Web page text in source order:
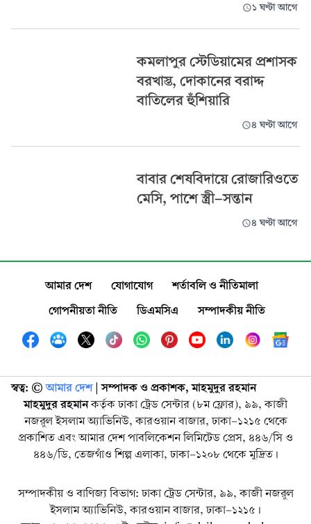
১ ঘণ্টা আগে
কমলাপুর স্টেডিয়ামের প্রশাসক
বরখাস্ত, দোকানের বরাদ্দ
বাতিলের হুঁশিয়ারি
৪ ঘণ্টা আগে
বাবার শেষবিদায়ে রোজারিওতে
মেসি, পাশে স্ত্রী-সন্তান
৪ ঘণ্টা আগে
আমার দেশ যোগাযোগ
শর্তাবলি ও নীতিমালা
গোপনীয়তা নীতি
ডিএমসিএ সম্পাদকীয় নীতি
স্বত্ব: ©️ আমার দেশ| সম্পাদক ও প্রকাশক, মাহমুদুর রহমান
মাহমুদুর রহমানকর্তৃক ঢাকা ট্রেড সেন্টার (৮ম ফ্লোর), ৯৯, কাজী
নজরুল ইসলাম অ্যাভিনিউ, কারওয়ান বাজার, ঢাকা-১২১৫ থেকে
প্রকাশিত এবং আমার দেশ পাবলিকেশন লিমিটেড প্রেস, ৪৪৬/সি ও
৪৪৬/ডি, তেজগাঁও শিল্প এলাকা, ঢাকা-১২০৮ থেকে মুদ্রিত।
সম্পাদকীয় ও বাণিজ্য বিভাগ: ঢাকা ট্রেড সেন্টার, ৯৯, কাজী নজরুল
ইসলাম অ্যাভিনিউ, কারওয়ান বাজার, ঢাকা-১২১৫।